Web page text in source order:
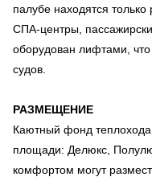
палубе находятся
СПА-центры,
оборудован лифтами,
судов.
РАЗМЕЩЕНИЕ
Каютный фонд теплохода
площади: Делюкс,
комфортом могут